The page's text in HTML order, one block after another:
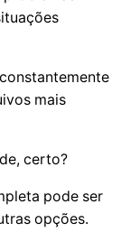
mais
certo?
pode ser
opções.